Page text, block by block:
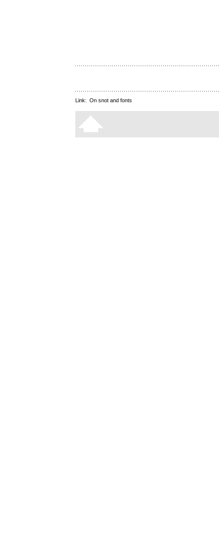
Link: On snot and fonts